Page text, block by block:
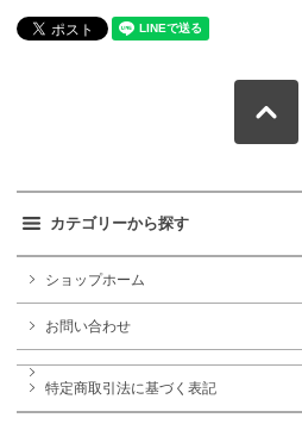
カテゴリーから探す
ショップホーム
お問い合わせ
特定商取引法に基づく表記